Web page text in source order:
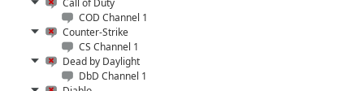
COD Channel 1
Counter-Strike
CS Channel 1
Dead by Daylight
DbD Channel 1